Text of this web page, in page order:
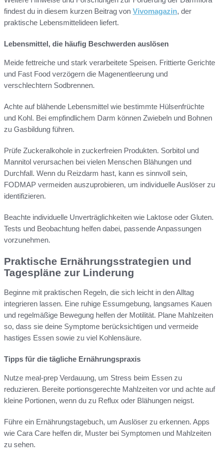
findest du in diesem kurzen Beitrag von Vivomagazin, der
praktische Lebensmittelideen liefert.
Lebensmittel, die häufig Beschwerden auslösen
Meide fettreiche und stark verarbeitete Speisen. Frittierte Gerichte
und Fast Food verzögern die Magenentleerung und
verschlechtern Sodbrennen.
Achte auf blähende Lebensmittel wie bestimmte Hülsenfrüchte
und Kohl. Bei empfindlichem Darm können Zwiebeln und Bohnen
zu Gasbildung führen.
Prüfe Zuckeralkohole in zuckerfreien Produkten. Sorbitol und
Mannitol verursachen bei vielen Menschen Blähungen und
Durchfall. Wenn du Reizdarm hast, kann es sinnvoll sein,
FODMAP vermeiden auszuprobieren, um individuelle Auslöser zu
identifizieren.
Beachte individuelle Unverträglichkeiten wie Laktose oder Gluten.
Tests und Beobachtung helfen dabei, passende Anpassungen
vorzunehmen.
Praktische Ernährungsstrategien und
Tagespläne zur Linderung
Beginne mit praktischen Regeln, die sich leicht in den Alltag
integrieren lassen. Eine ruhige Essumgebung, langsames Kauen
und regelmäßige Bewegung helfen der Motilität. Plane Mahlzeiten
so, dass sie deine Symptome berücksichtigen und vermeide
hastiges Essen sowie zu viel Kohlensäure.
Tipps für die tägliche Ernährungspraxis
Nutze meal-prep Verdauung, um Stress beim Essen zu
reduzieren. Bereite portionsgerechte Mahlzeiten vor und achte auf
kleine Portionen, wenn du zu Reflux oder Blähungen neigst.
Führe ein Ernährungstagebuch, um Auslöser zu erkennen. Apps
wie Cara Care helfen dir, Muster bei Symptomen und Mahlzeiten
zu sehen.